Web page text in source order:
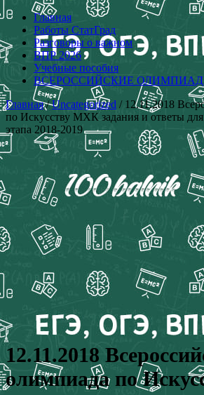
Главная
Работы СтатГрад
Разговоры о важном
ВПР 2026
Учебные пособия
ВСЕРОССИЙСКИЕ
Главная/Uncategorized / 12.11.2018
по Искусству МХК задания и ответы
этапа 2018-2019
12.11.2018
олимпиада по